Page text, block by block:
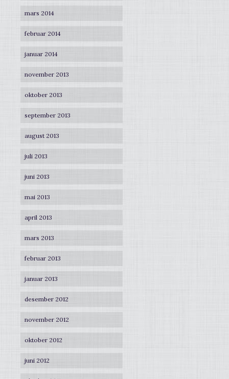
mars 2014
februar 2014
januar 2014
november 2013
oktober 2013
september 2013
august 2013
juli 2013
juni 2013
mai 2013
april 2013
mars 2013
februar 2013
januar 2013
desember 2012
november 2012
oktober 2012
juni 2012